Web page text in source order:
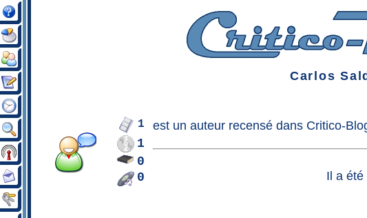
Carlos
1
1
0
0
est un auteurrecensé dans Critico-
Il a été